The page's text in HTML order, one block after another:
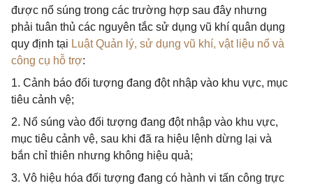
được nổ súng trong các trường hợp sau đây nhưng
phải tuân thủ các nguyên tắc sử dụng vũ khí quân dụng
quy định tại Luật Quản lý, sử dụng vũ khí, vật liệu nổ và
công cụ hỗ trợ:
1. Cảnh báo đối tượng đang đột nhập vào khu vực, mục
tiêu cảnh vệ;
2. Nổ súng vào đối tượng đang đột nhập vào khu vực,
mục tiêu cảnh vệ, sau khi đã ra hiệu lệnh dừng lại và
bắn chỉ thiên nhưng không hiệu quả;
3. Vô hiệu hóa đối tượng đang có hành vi tấn công trực